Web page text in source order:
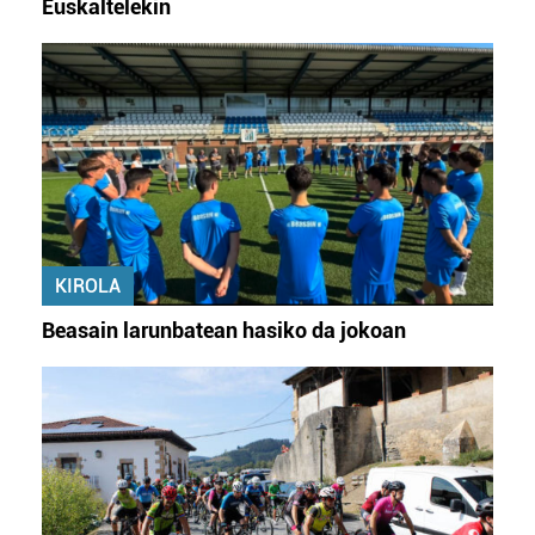
Euskaltelekin
KIROLA
Beasain larunbatean hasiko da jokoan